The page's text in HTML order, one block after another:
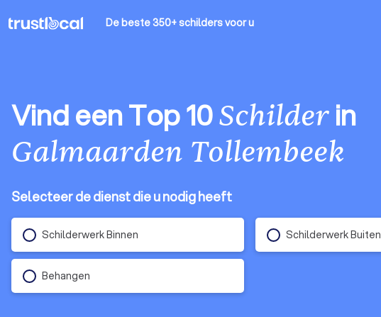
De beste 350+ schildersvoor u
Vind een Top 10Schilderin
Galmaarden Tollembeek
Selecteer de dienst die u nodig heeft
Schilderwerk Binnen Schilderwerk Buiten
Behangen